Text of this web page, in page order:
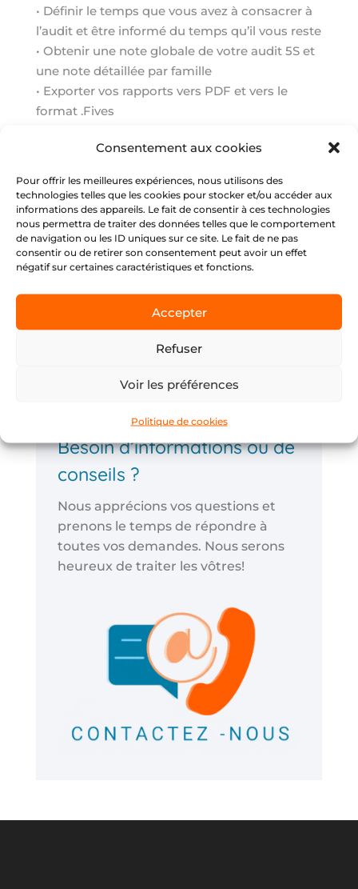
Consentement aux cookies
Pour offrir les meilleures expériences, nous utilisons des
technologies telles que les cookies pour stocker et/ou accéder aux
informations des appareils. Le fait de consentir à ces technologies
nous permettra de traiter des données telles que le comportement
de navigation ou les ID uniques sur ce site. Le fait de ne pas
consentir ou de retirer son consentement peut avoir un effet
négatif sur certaines caractéristiques et fonctions.
Accepter
Refuser
Voir les préférences
Politique de cookies
• Définir le temps que vous avez à consacrer à
l’audit et être informé du temps qu’il vous reste
• Obtenir une note globale de votre audit 5S et
une note détaillée par famille
• Exporter vos rapports vers PDF et vers le
format .Fives
appareils dans le format .Fives
destinataires pré-enregistrés
• Lire l’audit dans la langue de réception
Disponible en 4 langues : English – français –
español – Português
Besoin d’informations ou de
conseils ?
Nous apprécions vos questions et
prenons le temps de répondre à
toutes vos demandes. Nous serons
heureux de traiter les vôtres!